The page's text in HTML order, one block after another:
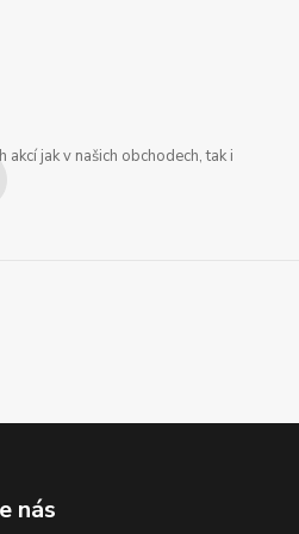
jak v našich obchodech, tak i
nás